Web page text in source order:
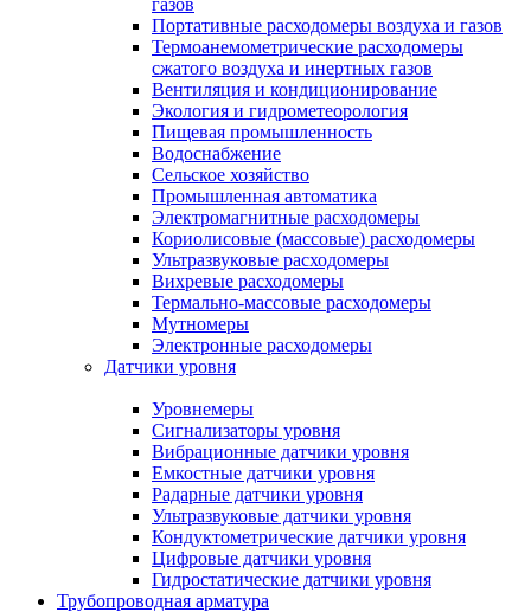
газов
Портативные расходомеры воздуха и газов
Термоанемометрические расходомеры
сжатого воздуха и инертных газов
Вентиляция и кондиционирование
Экология и гидрометеорология
Пищевая промышленность
Водоснабжение
Сельское хозяйство
Промышленная автоматика
Электромагнитные расходомеры
Кориолисовые (массовые) расходомеры
Ультразвуковые расходомеры
Вихревые расходомеры
Термально-массовые расходомеры
Мутномеры
Электронные расходомеры
Датчики уровня
Уровнемеры
Сигнализаторы уровня
Вибрационные датчики уровня
Емкостные датчики уровня
Радарные датчики уровня
Ультразвуковые датчики уровня
Кондуктометрические датчики уровня
Цифровые датчики уровня
Гидростатические датчики уровня
Трубопроводная арматура